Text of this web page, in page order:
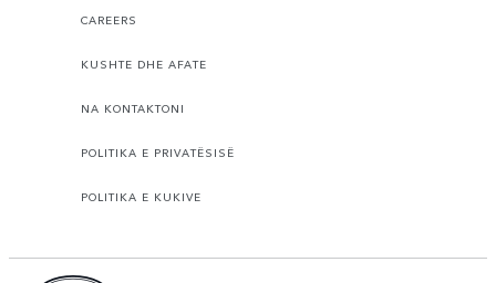
CAREERS
KUSHTE DHE AFATE
NA KONTAKTONI
POLITIKA E PRIVATËSISË
POLITIKA E KUKIVE